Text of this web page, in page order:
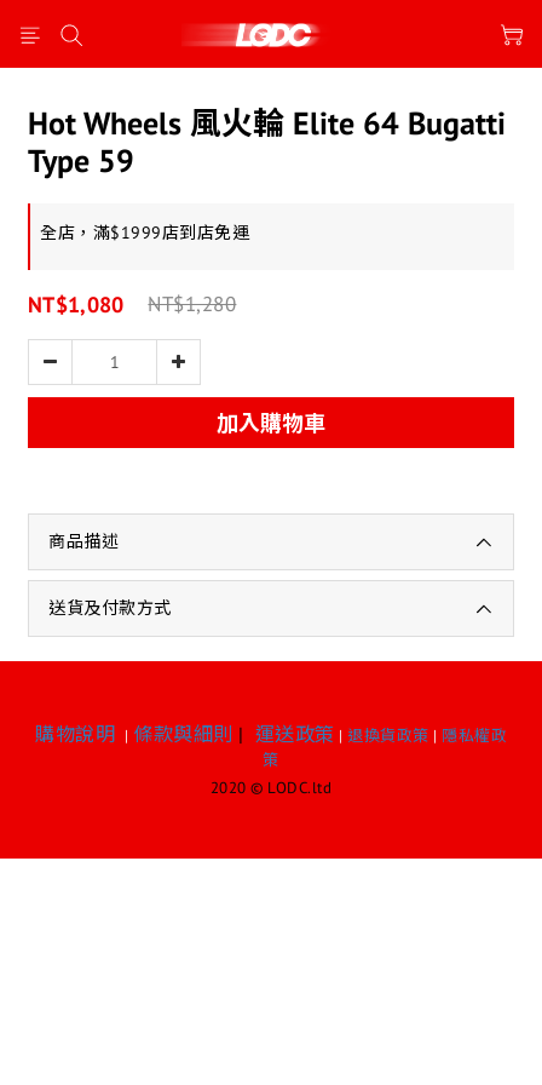
Hot Wheels 風火輪 Elite 64 Bugatti
Type 59
全店，滿$1999店到店免運
NT$1,080 NT$1,280
加入購物車
商品描述
送貨及付款方式
購物說明 | 條款與細則 | 運送政策 | 退換貨政策 | 隱私權政
策
2020 © LODC.ltd